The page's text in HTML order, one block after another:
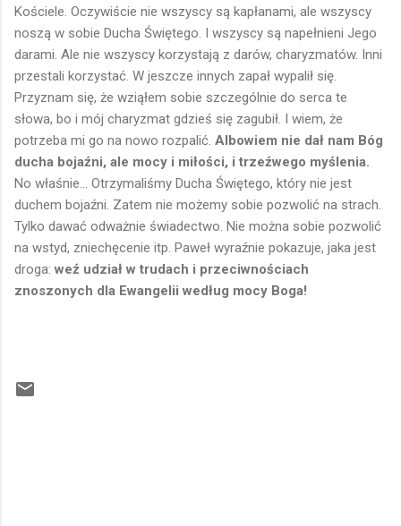
Kościele. Oczywiście nie wszyscy są kapłanami, ale wszyscy
noszą w sobie Ducha Świętego. I wszyscy są napełnieni Jego
darami. Ale nie wszyscy korzystają z darów, charyzmatów. Inni
przestali korzystać. W jeszcze innych zapał wypalił się.
Przyznam się, że wziąłem sobie szczególnie do serca te
słowa, bo i mój charyzmat gdzieś się zagubił. I wiem, że
potrzeba mi go na nowo rozpalić. Albowiem nie dał nam Bóg
ducha bojaźni, ale mocy i miłości, i trzeźwego myślenia.
No właśnie... Otrzymaliśmy Ducha Świętego, który nie jest
duchem bojaźni. Zatem nie możemy sobie pozwolić na strach.
Tylko dawać odważnie świadectwo. Nie można sobie pozwolić
na wstyd, zniechęcenie itp. Paweł wyraźnie pokazuje, jaka jest
droga: weź udział w trudach i przeciwnościach
znoszonych dla Ewangelii według mocy Boga!